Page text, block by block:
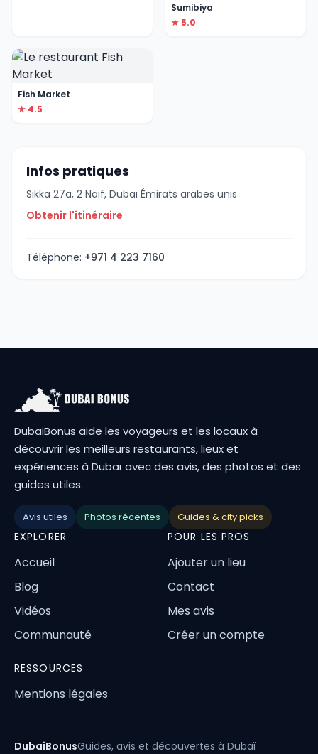
Sumibiya
★ 5.0
Fish Market
★ 4.5
Infos pratiques
Sikka 27a, 2 Naif, Dubaï Émirats arabes unis
Obtenir l'itinéraire
Téléphone: +971 4 223 7160
DubaiBonus aide les voyageurs et les locaux à
découvrir les meilleurs restaurants, lieux et
expériences à Dubaï avec des avis, des photos et des
guides utiles.
Avis utiles Photos récentes Guides & city picks
EXPLORER
Accueil
Blog
Vidéos
Communauté
POUR LES PROS
Ajouter un lieu
Contact
Mes avis
Créer un compte
RESSOURCES
Mentions légales
DubaiBonusGuides, avis et découvertes à Dubaï